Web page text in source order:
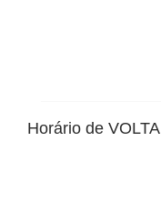
Horário de VOLTA